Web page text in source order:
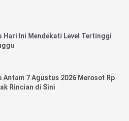
Hari Ini Mendekati Level Tertinggi
Antam 7 Agustus 2026 Merosot Rp
Rincian di Sini